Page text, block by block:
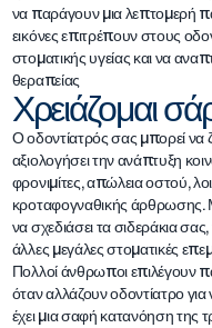
να παράγουν μια λεπτομερή
εικόνες επιτρέπουν στους
στοματικής υγείας και να
θεραπείας
Χρειάζομαι
Ο οδοντίατρός σας μπορεί να
αξιολογήσει την ανάπτυξη
φρονιμίτες, απώλεια οστού,
κροταφογναθικής άρθρωσης.
να σχεδιάσει τα σιδεράκια
άλλες μεγάλες στοματικές
Πολλοί άνθρωποι επιλέγουν
όταν αλλάζουν οδοντίατρο
έχει μια σαφή κατανόηση της